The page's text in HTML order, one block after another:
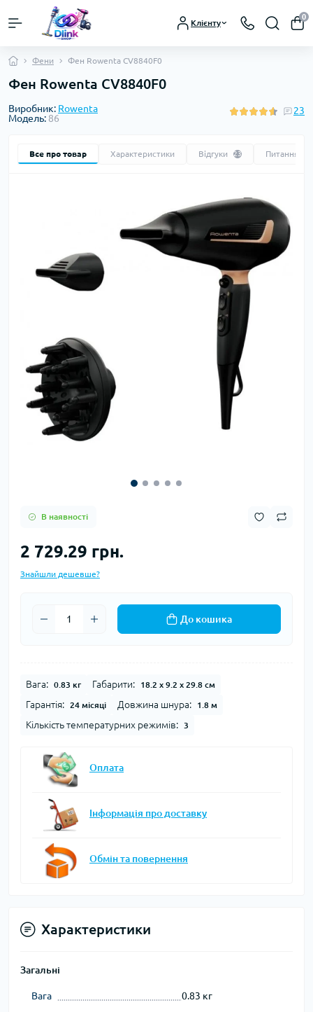
Клієнту
0
Фени Фен Rowenta CV8840F0
Фен Rowenta CV8840F0
Виробник: Rowenta
Модель: 86
23
Все про товар Характеристики Відгуки 23 Питання
В наявності
2 729.29 грн.
Знайшли дешевше?
До кошика
Вага: 0.83 кг Габарити: 18.2 x 9.2 x 29.8 см
Гарантія: 24 місяці Довжина шнура: 1.8 м
Кількість температурних режимів: 3
Оплата
Інформація про доставку
Обмін та повернення
Характеристики
Загальні
Вага 0.83 кг